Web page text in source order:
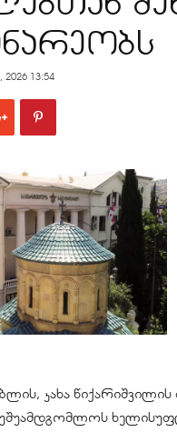
2026 13:54
კახა წიქარიშვილის